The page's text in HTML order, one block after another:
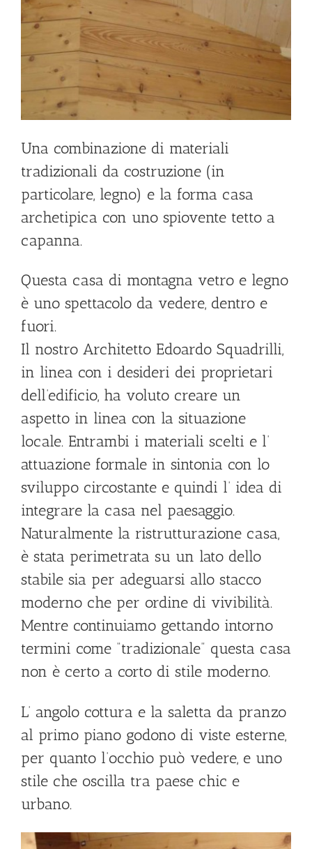
Una combinazione di materiali
tradizionali da costruzione (in
particolare, legno) e la forma casa
archetipica con uno spiovente tetto a
capanna.
Questa casa di montagna vetro e legno
è uno spettacolo da vedere, dentro e
fuori.
Il nostro Architetto Edoardo Squadrilli,
in linea con i desideri dei proprietari
dell’edificio, ha voluto creare un
aspetto in linea con la situazione
locale. Entrambi i materiali scelti e l’
attuazione formale in sintonia con lo
sviluppo circostante e quindi l’ idea di
integrare la casa nel paesaggio.
Naturalmente la ristrutturazione casa,
è stata perimetrata su un lato dello
stabile sia per adeguarsi allo stacco
moderno che per ordine di vivibilità.
Mentre continuiamo gettando intorno
termini come “tradizionale” questa casa
non è certo a corto di stile moderno.
L’ angolo cottura e la saletta da pranzo
al primo piano godono di viste esterne,
per quanto l’occhio può vedere, e uno
stile che oscilla tra paese chic e
urbano.